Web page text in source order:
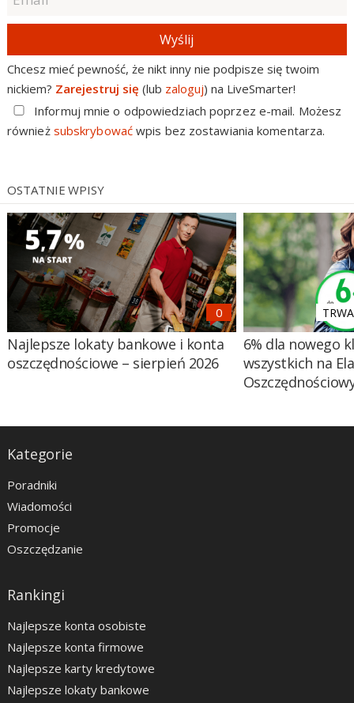
Wyślij
Chcesz mieć pewność, że nikt inny nie podpisze się twoim
nickiem? Zarejestruj się (lub zaloguj) na LiveSmarter!
Informuj mnie o odpowiedziach poprzez e-mail. Możesz
również subskrybowaćwpis bez zostawiania komentarza.
OSTATNIE WPISY
Najlepsze lokaty bankowe i konta
oszczędnościowe – sierpień 2026
6% dla nowego
wszystkich na
Kategorie
Poradniki
Wiadomości
Promocje
Oszczędzanie
Rankingi
Najlepsze konta osobiste
Najlepsze konta firmowe
Najlepsze karty kredytowe
Najlepsze lokaty bankowe